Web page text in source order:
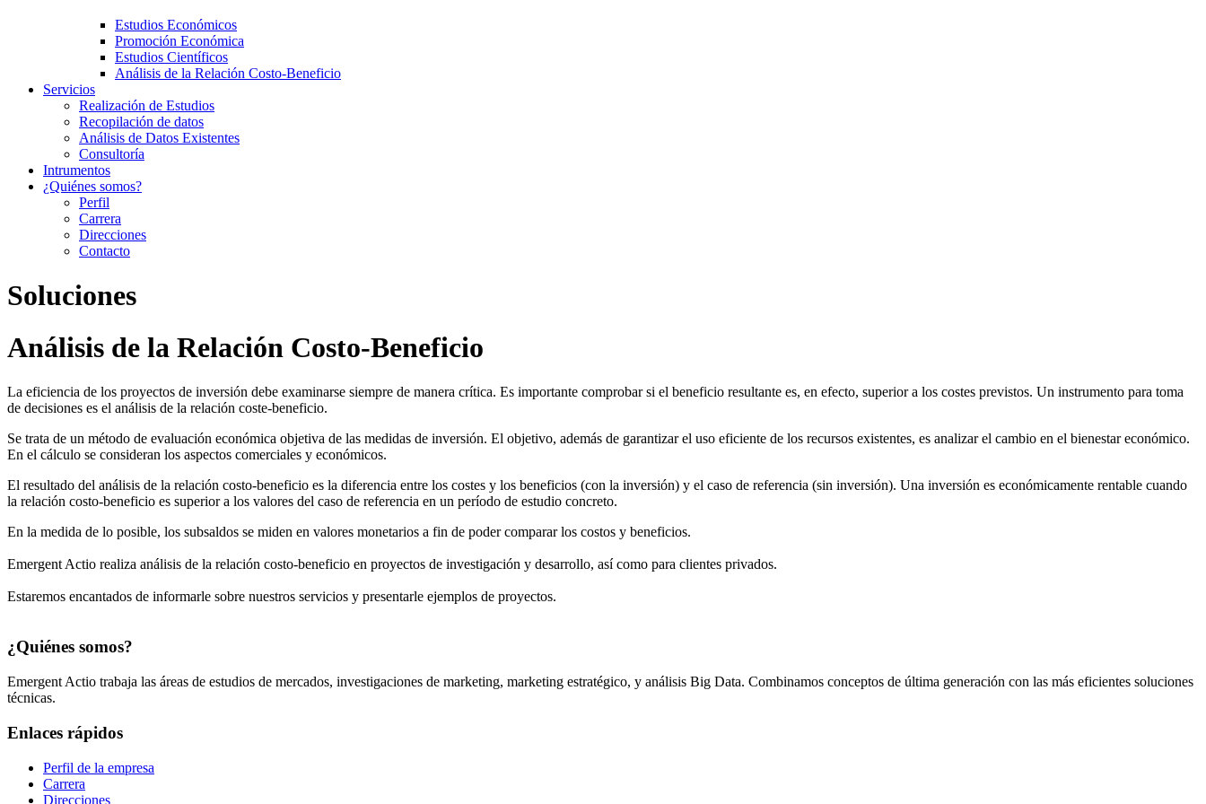
Estudios Económicos
Promoción Económica
Estudios Científicos
Análisis de la Relación Costo-Beneficio
Servicios
Realización de Estudios
Recopilación de datos
Análisis de Datos Existentes
Consultoría
Intrumentos
¿Quiénes somos?
Perfil
Carrera
Direcciones
Contacto
Soluciones
Análisis de la Relación Costo-Beneficio
La eficiencia de los proyectos de inversión debe examinarse siempre de manera crítica. Es importante comprobar si el beneficio resultante es, en efecto, superior a los costes previstos. Un instrumento para toma
de decisiones es el análisis de la relación coste-beneficio.
Se trata de un método de evaluación económica objetiva de las medidas de inversión. El objetivo, además de garantizar el uso eficiente de los recursos existentes, es analizar el cambio en el bienestar económico.
En el cálculo se consideran los aspectos comerciales y económicos.
El resultado del análisis de la relación costo-beneficio es la diferencia entre los costes y los beneficios (con la inversión) y el caso de referencia (sin inversión). Una inversión es económicamente rentable cuando
la relación costo-beneficio es superior a los valores del caso de referencia en un período de estudio concreto.
En la medida de lo posible, los subsaldos se miden en valores monetarios a fin de poder comparar los costos y beneficios.
Emergent Actio realiza análisis de la relación costo-beneficio en proyectos de investigación y desarrollo, así como para clientes privados.
Estaremos encantados de informarle sobre nuestros servicios y presentarle ejemplos de proyectos.
¿Quiénes somos?
Emergent Actio trabaja las áreas de estudios de mercados, investigaciones de marketing, marketing estratégico, y análisis Big Data. Combinamos conceptos de última generación con las más eficientes soluciones
técnicas.
Enlaces rápidos
Perfil de la empresa
Carrera
Direcciones